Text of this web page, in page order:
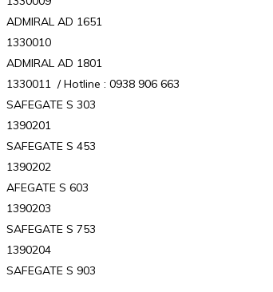
ADMIRAL AD 1651
1330010
ADMIRAL AD 1801
1330011 / Hotline : 0938 906 663
SAFEGATE S 303
1390201
SAFEGATE S 453
1390202
AFEGATE S 603
1390203
SAFEGATE S 753
1390204
SAFEGATE S 903